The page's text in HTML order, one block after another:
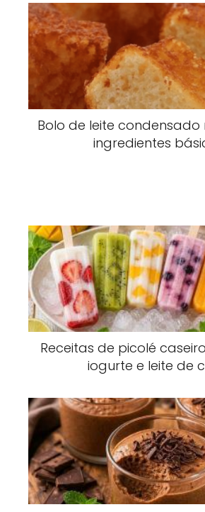
Bolo de leite
ingredientes
Receitas de picolé
iogurte e leite de